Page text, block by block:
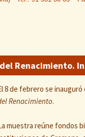
Renacimiento.
8 de febrero se
Renacimiento.
muestra reúne fondos